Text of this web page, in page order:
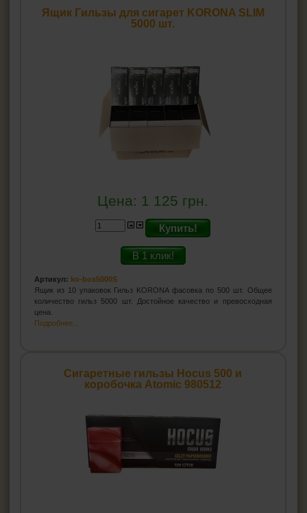
Ящик Гильзы для сигарет KORONA SLIM
5000 шт.
Цена: 1 125 грн.
Купить!
В 1 клик!
Артикул: ko-box5000S
Ящик из 10 упаковок Гильз KORONA фасовка по 500 шт. Общее
количество гильз 5000 шт. Достойное качество и превосходная
цена.
Подробнее...
Сигаретные гильзы Hocus 500 и
коробочка Atomic 980512